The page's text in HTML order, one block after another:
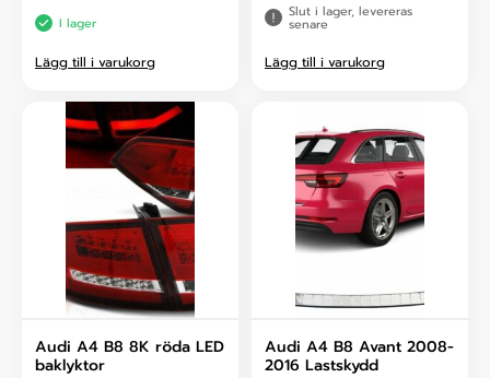
I lager
Lägg till i varukorg
Slut i lager, levereras
senare
Lägg till i varukorg
Audi A4 B8 8K röda LED
baklyktor
Audi A4 B8 Avant 2008-
2016 Lastskydd